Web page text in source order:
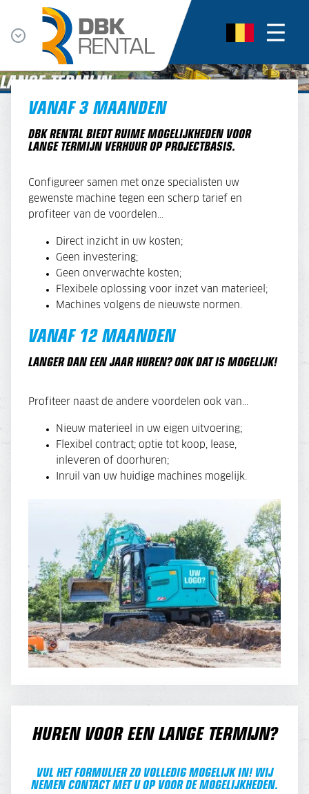
LANGE TERMIJN
VANAF 3 MAANDEN
DBK RENTAL BIEDT RUIME MOGELIJKHEDEN VOOR
LANGE TERMIJN VERHUUR OP PROJECTBASIS.
Configureer samen met onze specialisten uw
gewenste machine tegen een scherp tarief en
profiteer van de voordelen...
Direct inzicht in uw kosten;
Geen investering;
Geen onverwachte kosten;
Flexibele oplossing voor inzet van materieel;
Machines volgens de nieuwste normen.
VANAF 12 MAANDEN
LANGER DAN EEN JAAR HUREN? OOK DAT IS MOGELIJK!
Profiteer naast de andere voordelen ook van...
Nieuw materieel in uw eigen uitvoering;
Flexibel contract; optie tot koop, lease,
inleveren of doorhuren;
Inruil van uw huidige machines mogelijk.
HUREN VOOR EEN LANGE TERMIJN?
VUL HET FORMULIER ZO VOLLEDIG MOGELIJK IN! WIJ
NEMEN CONTACT MET U OP VOOR DE MOGELIJKHEDEN.